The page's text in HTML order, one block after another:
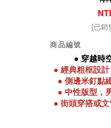
[已銷
商品編號
● 穿越時
● 經典粗框設
● 側邊米釘點
● 中性版型，
● 街頭穿搭或